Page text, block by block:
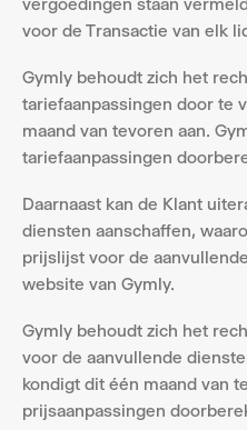
voor de Transactie van elk
Gymly behoudt zich het
tariefaanpassingen door te
maand van tevoren aan.
tariefaanpassingen
Daarnaast kan de Klant
diensten aanschaffen,
prijslijst voor de
website van Gymly.
Gymly behoudt zich het
voor de aanvullende
kondigt dit één maand van
prijsaanpassingen